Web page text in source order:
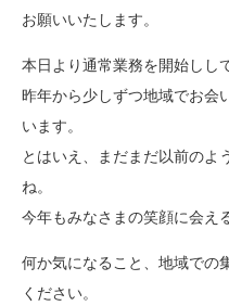
お願いいたします。
本日より通常業務を開始しし
昨年から少しずつ地域でお会
います。
とはいえ、まだまだ以前のよ
ね。
今年もみなさまの笑顔に会え
何か気になること、地域での
ください。